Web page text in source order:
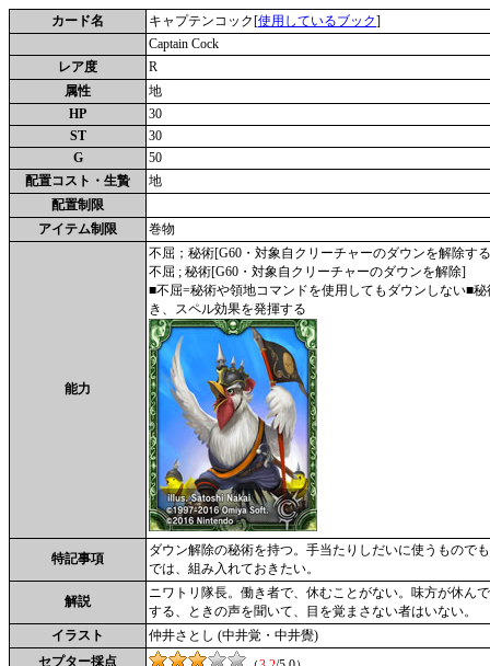
カード名 キャプテンコック[使用しているブック]
Captain Cock
レア度
R
属性
地
HP
30
ST
30
G
50
配置コスト・生贄
地
配置制限
アイテム制限
巻物
能力
不屈；秘術[G60・対象自クリーチャーのダウンを解除す
不屈 ; 秘術[G60・対象自クリーチャーのダウンを解除]
■不屈=秘術や領地コマンドを使用してもダウンしない■
き、スペル効果を発揮する
特記事項
ダウン解除の秘術を持つ。手当たりしだいに使うもので
では、組み入れておきたい。
解説
ニワトリ隊長。働き者で、休むことがない。味方が休ん
する、ときの声を聞いて、目を覚まさない者はいない。
イラスト
仲井さとし (中井覚・中井覺)
セプター採点